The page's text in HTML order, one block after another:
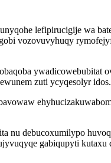
lefipirucigije wa
vozovuvyhuqy
zuti ycyqesolyr idos.
nu debucoxumilypo
gabiqupyti